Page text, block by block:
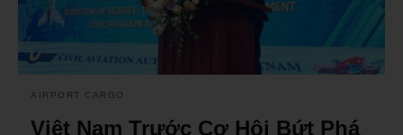
AIRPORT CARGO
Việt Nam Trước Cơ Hội Bứt Phá